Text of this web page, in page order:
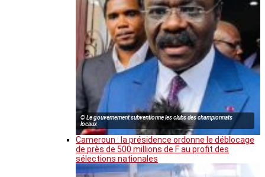
© Le gouvernement subventionne les clubs des championnats
locaux
Cameroun : la présidence ordonne le déblocage
de près de 500 millions de F au profit des
sélections nationales